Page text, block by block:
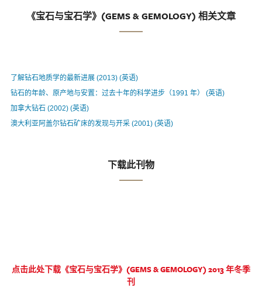
《宝石与宝石学》(GEMS & GEMOLOGY) 相关文章
了解钻石地质学的最新进展 (2013) (英语)
钻石的年龄、原产地与安置：过去十年的科学进步（1991 年） (英语)
加拿大钻石 (2002) (英语)
澳大利亚阿盖尔钻石矿床的发现与开采 (2001) (英语)
下载此刊物
点击此处下载《宝石与宝石学》(GEMS & GEMOLOGY) 2013 年冬季
刊